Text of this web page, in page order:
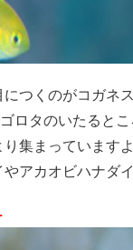
つくのがコガネ
ロタのいたると
集まっています
アカオビハナダ